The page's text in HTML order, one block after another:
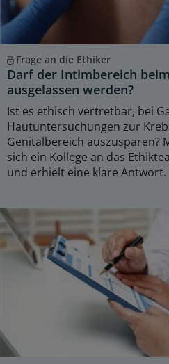
Frage an die Ethiker
Darf der Intimbereich
ausgelassen werden?
Ist es ethisch vertretbar, bei
Hautuntersuchungen zur
Genitalbereich auszusparen?
sich ein Kollege an das
und erhielt eine klare Antwort.